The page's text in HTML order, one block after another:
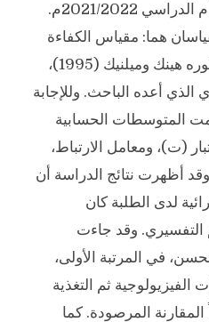
الفصل الدراسي الأول للعام الدراسي 2021/2022م.
هما: مقياس الكفاءة
الذاتية في القراءة الذي طوره هينك وميلنيك (1995)،
الذي أعده الباحث. وللإجابة
المتوسطات الحسابية
(ت)، ومعامل الارتباط،
أظهرت نتائج الدراسة أن
لدى الطلبة كان
التفسيري. وقد جاءت
في المرتبة الأولى،
الفيزيولوجية ثم التغذية
المقارنة المرصودة. كما